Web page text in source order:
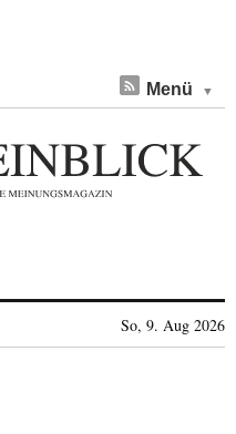
Menü
So, 9. Aug 2026